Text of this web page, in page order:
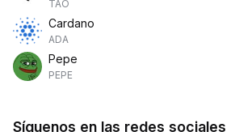
TAO
Cardano
ADA
Pepe
PEPE
Síguenos en las redes sociales